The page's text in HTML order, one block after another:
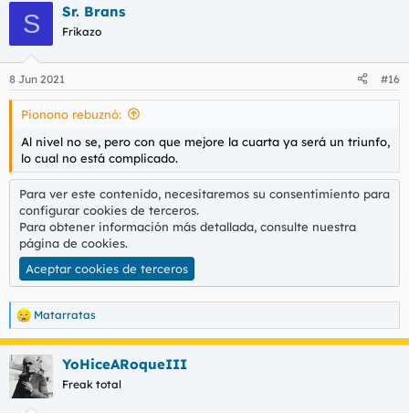
S Sr. Brans
Frikazo
8 Jun 2021 #16
Pionono rebuznó:
Al nivel no se, pero con que mejore la cuarta ya será un triunfo,
lo cual no está complicado.
Para ver este contenido, necesitaremos su consentimiento para
configurar cookies de terceros.
Para obtener información más detallada, consulte nuestra
página de cookies.
Aceptar cookies de terceros
R
e
a
c
c
Matarratas
YoHiceARoqueIII
Freak total